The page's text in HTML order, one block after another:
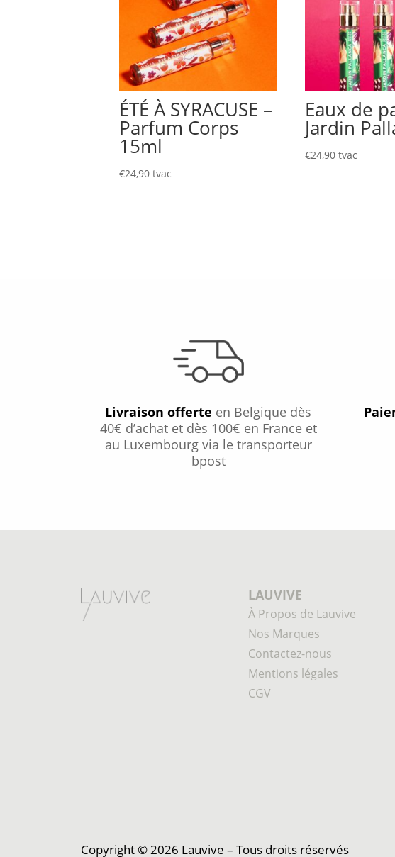
ÉTÉ À SYRACUSE –
Parfum Corps
15ml
€24,90 tvac
Eaux de
Jardin
€24,90 tvac
Livraison offerte en Belgique dès
40€ d’achat et dès 100€ en France et
au Luxembourg via le transporteur
bpost
LAUVIVE
À Propos de Lauvive
Nos Marques
Contactez-nous
Mentions légales
CGV
Copyright © 2026 Lauvive – Tous droits réservés